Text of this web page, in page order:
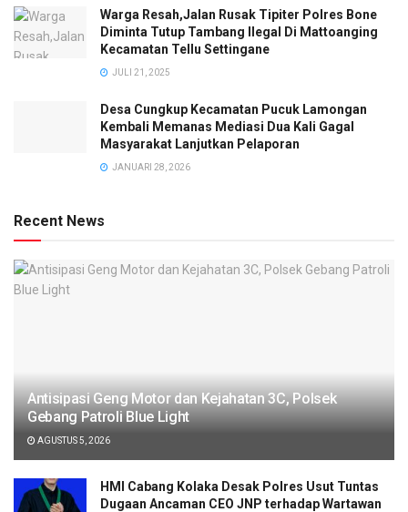
Warga Resah,Jalan Rusak Tipiter Polres Bone
Diminta Tutup Tambang Ilegal Di Mattoanging
Kecamatan Tellu Settingane
JULI 21, 2025
Desa Cungkup Kecamatan Pucuk Lamongan
Kembali Memanas Mediasi Dua Kali Gagal
Masyarakat Lanjutkan Pelaporan
JANUARI 28, 2026
Recent News
Antisipasi Geng Motor dan Kejahatan 3C, Polsek
Gebang Patroli Blue Light
AGUSTUS 5, 2026
HMI Cabang Kolaka Desak Polres Usut Tuntas
Dugaan Ancaman CEO JNP terhadap Wartawan